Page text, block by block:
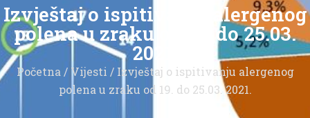
Izvještaj o ispitivanju alergenog
polena u zraku od 19. do 25.03.
2021.
Početna / Vijesti / Izvještaj o ispitivanju alergenog
polena u zraku od 19. do 25.03. 2021.